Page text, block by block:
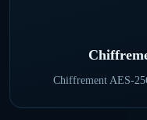
Chiffrement AES-